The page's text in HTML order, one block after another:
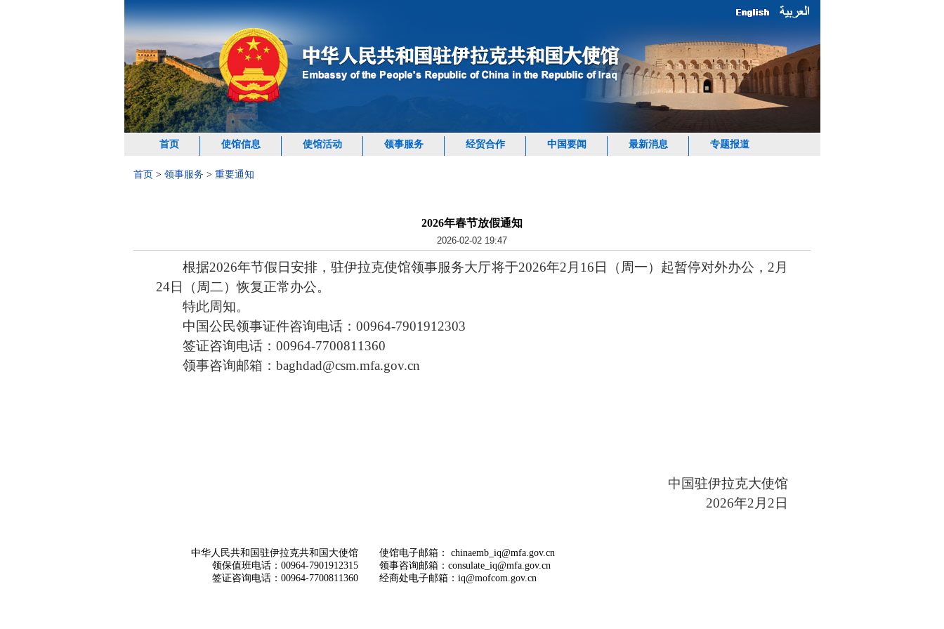
首页 使馆信息 使馆活动 领事服务 经贸合作 中国要闻 最新消息 专题报道
首页 > 领事服务 > 重要通知
2026年春节放假通知
2026-02-02 19:47
根据2026年节假日安排，驻伊拉克使馆领事服务大厅将于2026年2月16日（周一）起暂停对外办公，2月
24日（周二）恢复正常办公。
特此周知。
中国公民领事证件咨询电话：00964-7901912303
签证咨询电话：00964-7700811360
领事咨询邮箱：baghdad@csm.mfa.gov.cn
中国驻伊拉克大使馆
2026年2月2日
中华人民共和国驻伊拉克共和国大使馆
领保值班电话：00964-7901912315
签证咨询电话：00964-7700811360
使馆电子邮箱： chinaemb_iq@mfa.gov.cn
领事咨询邮箱：consulate_iq@mfa.gov.cn
经商处电子邮箱：iq@mofcom.gov.cn